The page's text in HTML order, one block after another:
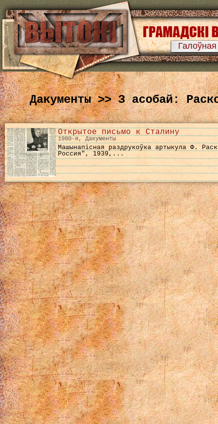
Галоўная
Дакументы >> З асобай:
Открытое письмо к Сталину
1980-я, Дакументы
Машынапісная раздрукоўка артыкула Ф.
Россия", 1939,...